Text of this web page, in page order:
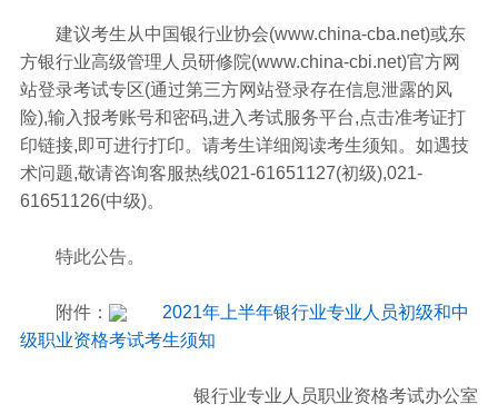
建议考生从中国银行业协会(www.china-cba.net)或东
方银行业高级管理人员研修院(www.china-cbi.net)官方网
站登录考试专区(通过第三方网站登录存在信息泄露的风
险),输入报考账号和密码,进入考试服务平台,点击准考证打
印链接,即可进行打印。请考生详细阅读考生须知。如遇技
术问题,敬请咨询客服热线021-61651127(初级),021-
61651126(中级)。
特此公告。
附件：
2021年上半年银行业专业人员初级和中
级职业资格考试考生须知
银行业专业人员职业资格考试办公室